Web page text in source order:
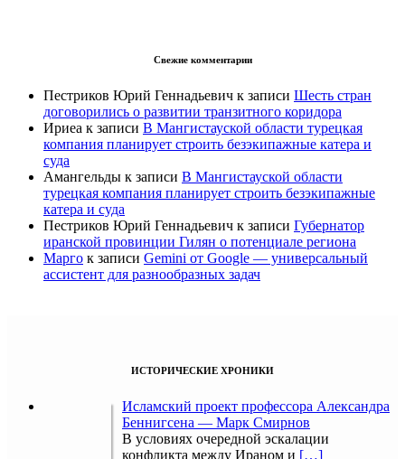
Свежие комментарии
Пестриков Юрий Геннадьевич к записи Шесть стран
договорились о развитии транзитного коридора
Ириеа к записи В Мангистауской области турецкая
компания планирует строить безэкипажные катера и
суда
Амангельды к записи В Мангистауской области
турецкая компания планирует строить безэкипажные
катера и суда
Пестриков Юрий Геннадьевич к записи Губернатор
иранской провинции Гилян о потенциале региона
Марго к записи Gemini от Google — универсальный
ассистент для разнообразных задач
ИСТОРИЧЕСКИЕ ХРОНИКИ
Исламский проект профессора Александра
Беннигсена — Марк Смирнов
В условиях очередной эскалации
конфликта между Ираном и […]